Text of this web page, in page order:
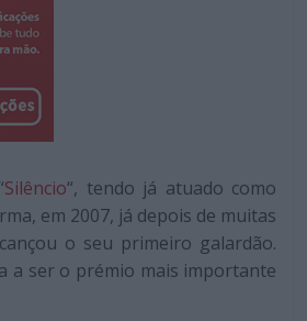
Silêncio“, tendo já atuado como
em 2007, já depois de muitas
o seu primeiro galardão.
a ser o prémio mais importante